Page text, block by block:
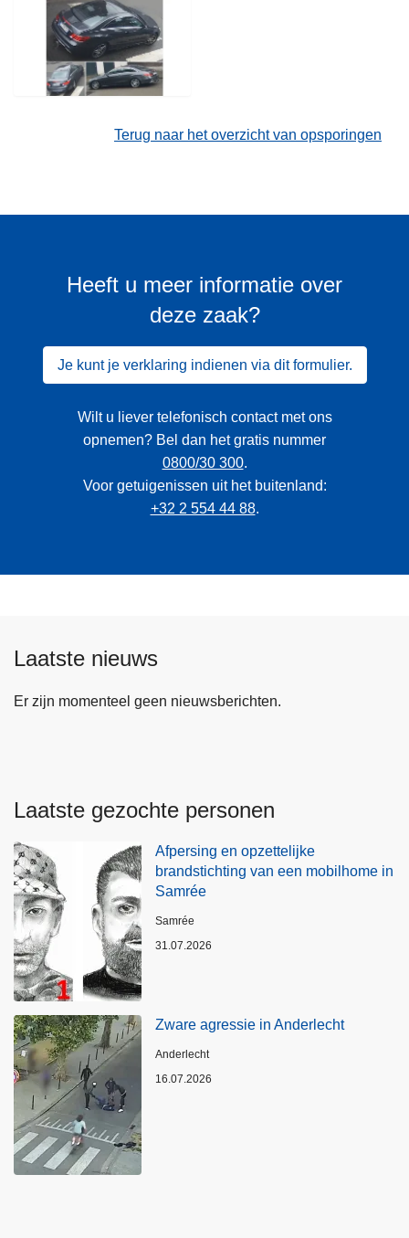
Terug naar het overzicht van opsporingen
Heeft u meer informatie over
deze zaak?
Je kunt je verklaring indienen via dit formulier.
Wilt u liever telefonisch contact met ons
opnemen? Bel dan het gratis nummer
0800/30 300.
Voor getuigenissen uit het buitenland:
+32 2 554 44 88.
Laatste nieuws
Er zijn momenteel geen nieuwsberichten.
Laatste gezochte personen
Afpersing en opzettelijke
brandstichting van een mobilhome in
Samrée
Plaats
Samrée
31.07.2026
Zware agressie in Anderlecht
Plaats
Anderlecht
16.07.2026